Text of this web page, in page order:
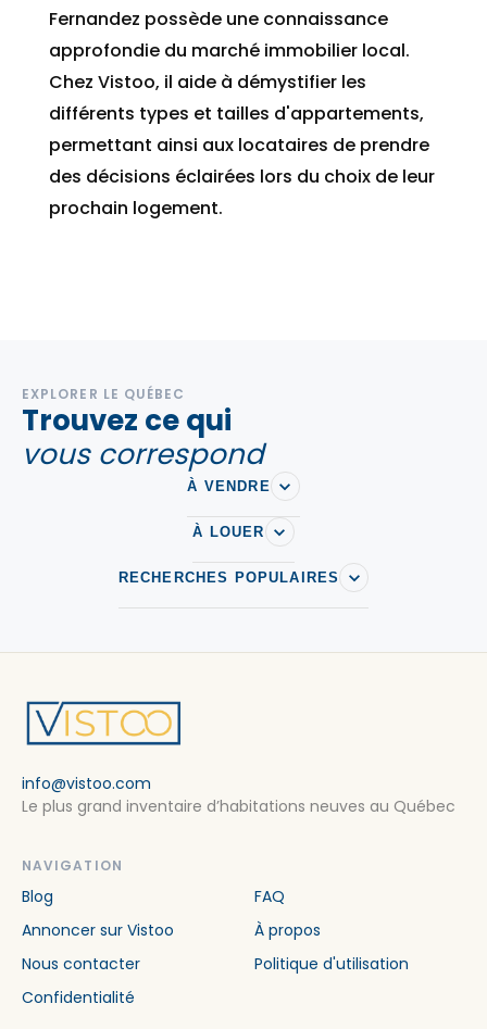
Fernandez possède une connaissance
approfondie du marché immobilier local.
Chez Vistoo, il aide à démystifier les
différents types et tailles d'appartements,
permettant ainsi aux locataires de prendre
des décisions éclairées lors du choix de leur
prochain logement.
EXPLORER LE QUÉBEC
Trouvez ce qui
vous correspond
À VENDRE
À LOUER
RECHERCHES POPULAIRES
info@vistoo.com
Le plus grand inventaire d’habitations neuves au Québec
NAVIGATION
Blog
FAQ
Annoncer sur Vistoo
À propos
Nous contacter
Politique d'utilisation
Confidentialité